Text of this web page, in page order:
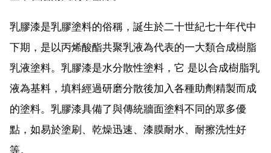
乳膠漆是乳膠塗料的俗稱，誕生於二十世紀七十年代中
下期，是以丙烯酸酯共聚乳液為代表的一大類合成樹脂
乳液塗料。乳膠漆是水分散性塗料，它 是以合成樹脂乳
液為基料，填料經過研磨分散後加入各種助劑精製而成
的塗料。乳膠漆具備了與傳統牆面塗料不同的眾多優
點，如易於塗刷、乾燥迅速、漆膜耐水、耐擦洗性好
等。